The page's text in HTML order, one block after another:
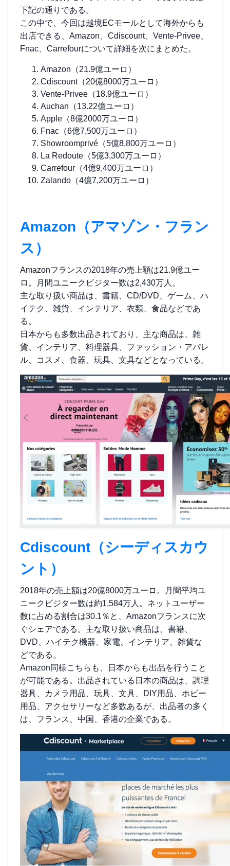
下記の通りである。
この中で、今回は越境ECモールとして海外からも
出店できる、Amazon、Cdiscount、Vente-Privee、
Fnac、Carrefourについて詳細を次にまとめた。
Amazon（21.9億ユーロ）
Cdiscount（20億8000万ユーロ）
Vente-Privee（18.9億ユーロ）
Auchan（13.22億ユーロ）
Apple（8億2000万ユーロ）
Fnac（6億7,500万ユーロ）
Showroomprivé（5億8,800万ユーロ）
La Redoute（5億3,300万ユーロ）
Carrefour（4億9,400万ユーロ）
Zalando（4億7,200万ユーロ）
Amazon（アマゾン・フラン
ス）
Amazonフランスの2018年の売上額は21.9億ユー
ロ。月間ユニークビジター数は2,430万人。
主な取り扱い商品は、書籍、CD/DVD、ゲーム、ハ
イテク、雑貨、インテリア、衣類、食品などであ
る。
日本からも多数出品されており、主な商品は、雑
貨、インテリア、料理器具、ファッション・アパレ
ル、コスメ、食器、玩具、文具などとなっている。
Cdiscount（シーディスカウ
ント）
2018年の売上額は20億8000万ユーロ。月間平均ユ
ニークビジター数は約1,584万人。ネットユーザー
数に占める割合は30.1％と、Amazonフランスに次
ぐシェアである。主な取り扱い商品は、書籍、
DVD、ハイテク機器、家電、インテリア、雑貨な
どである。
Amazon同様こちらも、日本からも出品を行うこと
が可能である。出品されている日本の商品は、調理
器具、カメラ用品、玩具、文具、DIY用品、ホビー
用品、アクセサリーなど多数あるが、出品者の多く
は、フランス、中国、香港の企業である。